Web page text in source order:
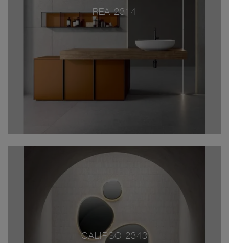
REA 2314
CALIPSO 2343